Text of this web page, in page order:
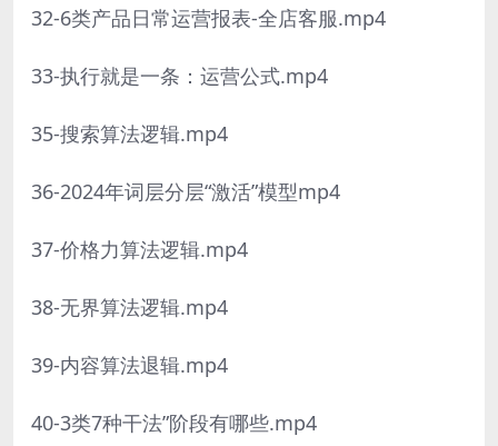
32-6类产品日常运营报表-全店客服.mp4
33-执行就是一条：运营公式.mp4
35-搜索算法逻辑.mp4
36-2024年词层分层“激活”模型mp4
37-价格力算法逻辑.mp4
38-无界算法逻辑.mp4
39-内容算法退辑.mp4
40-3类7种干法”阶段有哪些.mp4